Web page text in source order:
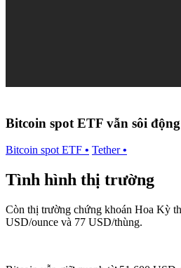
Bitcoin spot ETF vẫn sôi
Bitcoin spot ETF • Tether•
Tình hình thị trường
Còn thị trường chứng khoán Hoa Kỳ
USD/ounce và 77 USD/thùng.